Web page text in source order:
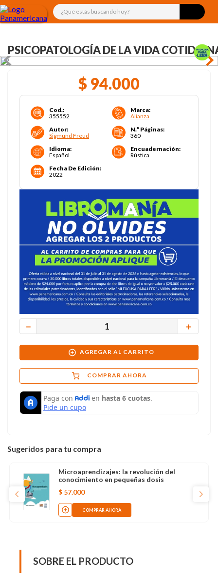
¿Qué estás buscando hoy?
PSICOPATOLOGÍA DE LA VIDA
$ 94.000
Cod.:
355552
Marca:
Alianza
Autor:
Sigmund Freud
N.° Páginas:
360
Idioma:
Español
Encuadernación:
Rústica
Fecha De Edición:
2022
＋
－
AGREGAR AL CARRITO
COMPRAR AHORA
Sugeridos para tu compra
Microaprendizajes: la revolución del
conocimiento en pequeñas dosis
$ 57.000
COMPRAR AHORA
SOBRE EL PRODUCTO